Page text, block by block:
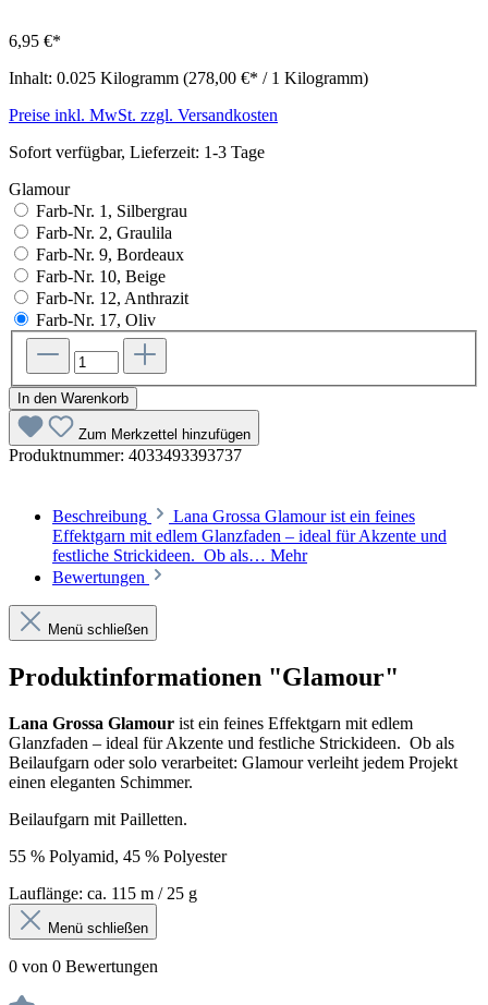
6,95 €*
Inhalt: 0.025 Kilogramm (278,00 €* / 1 Kilogramm)
Preise inkl. MwSt. zzgl. Versandkosten
Sofort verfügbar, Lieferzeit: 1-3 Tage
Glamour
Farb-Nr. 1, Silbergrau
Farb-Nr. 2, Graulila
Farb-Nr. 9, Bordeaux
Farb-Nr. 10, Beige
Farb-Nr. 12, Anthrazit
Farb-Nr. 17, Oliv
In den Warenkorb
Zum Merkzettel hinzufügen
Produktnummer: 4033493393737
Beschreibung
Lana Grossa Glamour ist ein feines
Effektgarn mit edlem Glanzfaden – ideal für Akzente und
festliche Strickideen. Ob als… Mehr
Bewertungen
Menü schließen
Produktinformationen "Glamour"
Lana Grossa Glamour ist ein feines Effektgarn mit edlem
Glanzfaden – ideal für Akzente und festliche Strickideen. Ob als
Beilaufgarn oder solo verarbeitet: Glamour verleiht jedem Projekt
einen eleganten Schimmer.
Beilaufgarn mit Pailletten.
55 % Polyamid, 45 % Polyester
Lauflänge: ca. 115 m / 25 g
Menü schließen
0 von 0 Bewertungen